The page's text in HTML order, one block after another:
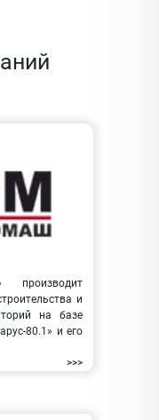
производит
и
на базе
80.1» и его
>>>